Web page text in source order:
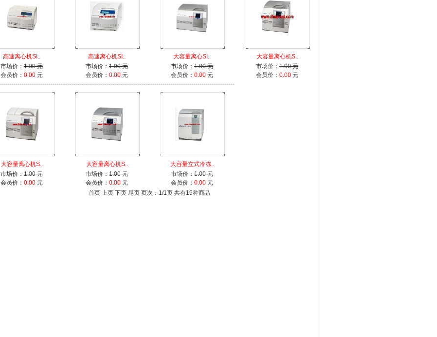
高速离心机SI..
市场价： 1.00 元
会员价： 0.00 元
高速离心机SI..
市场价： 1.00 元
会员价： 0.00 元
大容量离心SI..
市场价： 1.00 元
会员价： 0.00 元
大容量离心机S..
市场价： 1.00 元
会员价： 0.00 元
大容量离心机S..
市场价： 1.00 元
会员价： 0.00 元
大容量离心机S..
市场价： 1.00 元
会员价： 0.00 元
大容量立式冷冻..
市场价： 1.00 元
会员价： 0.00 元
首页 上页 下页 尾页 页次：1/1页 共有19种商品